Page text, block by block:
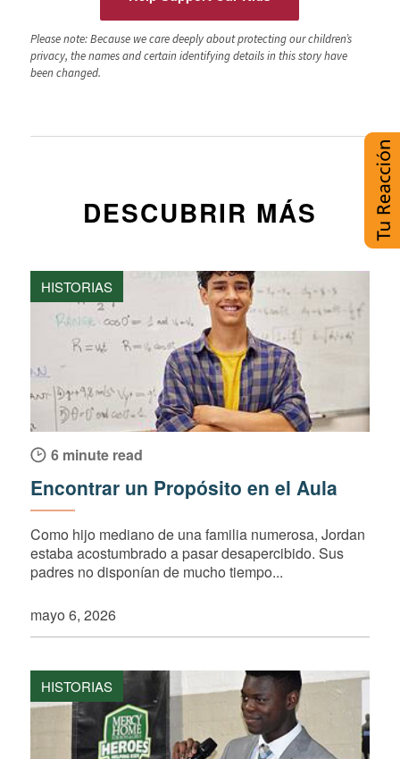
Please note: Because we care deeply about protecting our children’s
privacy, the names and certain identifying details in this story have
been changed.
DESCUBRIR MÁS
HISTORIAS
6 minute read
Encontrar un Propósito en el Aula
Como hijo mediano de una familia numerosa, Jordan
estaba acostumbrado a pasar desapercibido. Sus
padres no disponían de mucho tiempo...
mayo 6, 2026
HISTORIAS